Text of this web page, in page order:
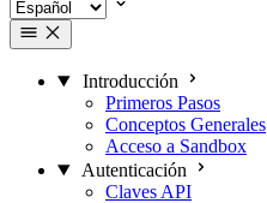
Introducción
Primeros Pasos
Conceptos Generales
Acceso a Sandbox
Autenticación
Claves API